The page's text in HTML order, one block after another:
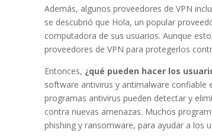
Además, algunos proveedores de VPN
se descubrió que Hola, un popular
computadora de sus usuarios. Aunque
proveedores de VPN para protegerlos
Entonces, ¿qué pueden hacer los
software antivirus y antimalware confiable
programas antivirus pueden detectar y
contra nuevas amenazas. Muchos
phishing y ransomware, para ayudar a los